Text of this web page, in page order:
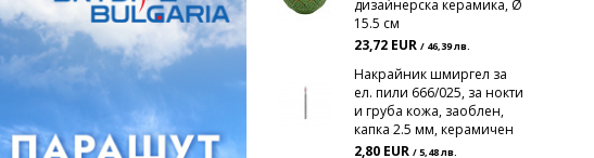
дизаѝнерска керамика, Ø
15.5 см
23,72 EUR / 46,39 лв.
Накрайник шмиргел за
ел. пили 666/025, за нокти
и груба кожа, заоблен,
капка 2.5 мм, керамичен
2,80 EUR / 5,48 лв.